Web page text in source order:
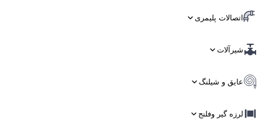
اتصالات پلیمری
شیرآلات
عایق و شیلنگ
لرزه گیر وفلنج